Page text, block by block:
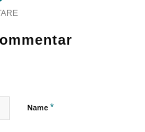
Name *